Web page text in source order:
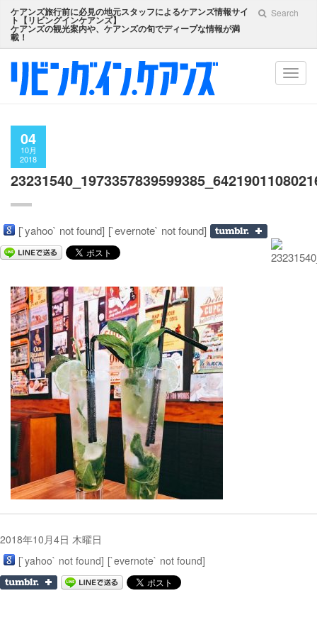
ケアンズ旅行前に必見の地元スタッフによるケアンズ情報サイ
ト【リビングインケアンズ】
ケアンズの観光案内や、ケアンズの旬でディープな情報が満
載！
Search
04
10月
2018
[`yahoo` not found] [`evernote` not found]
2018年10月4日 木曜日
[`yahoo` not found] [`evernote` not found]